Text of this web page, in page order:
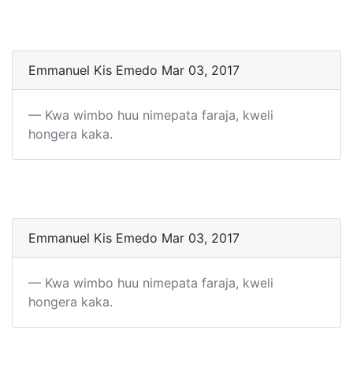
Emmanuel Kis Emedo Mar 03, 2017
Kwa wimbo huu nimepata faraja, kweli
hongera kaka.
Emmanuel Kis Emedo Mar 03, 2017
Kwa wimbo huu nimepata faraja, kweli
hongera kaka.